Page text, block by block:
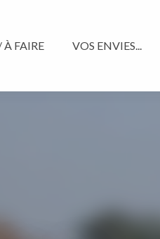
À FAIRE VOS ENVIES...